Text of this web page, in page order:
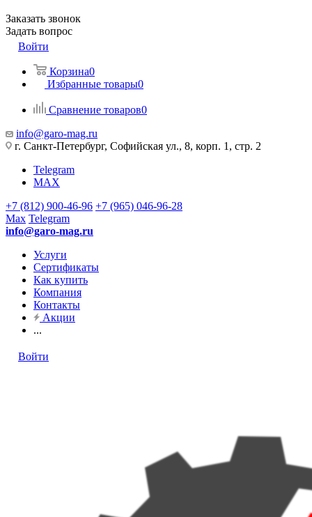
Заказать звонок
Задать вопрос
Войти
Корзина0
Избранные товары0
Сравнение товаров0
info@garo-mag.ru
г. Санкт-Петербург, Софийская ул., 8, корп. 1, стр. 2
Telegram
MAX
+7 (812) 900-46-96 +7 (965) 046-96-28
Max Telegram
info@garo-mag.ru
Услуги
Сертификаты
Как купить
Компания
Контакты
Акции
...
Войти